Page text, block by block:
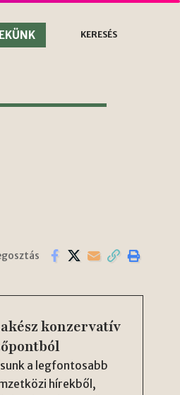
KERESÉS
konzervatív
a legfontosabb
hírekből,